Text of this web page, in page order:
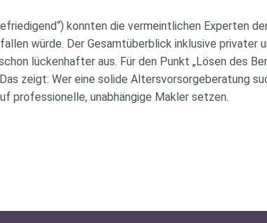
konnten die vermeintlichen Experten
würde. Der Gesamtüberblick inklusive privater
lückenhafter aus. Für den Punkt „Lösen des
zeigt: Wer eine solide Altersvorsorgeberatung
professionelle, unabhängige Makler setzen.